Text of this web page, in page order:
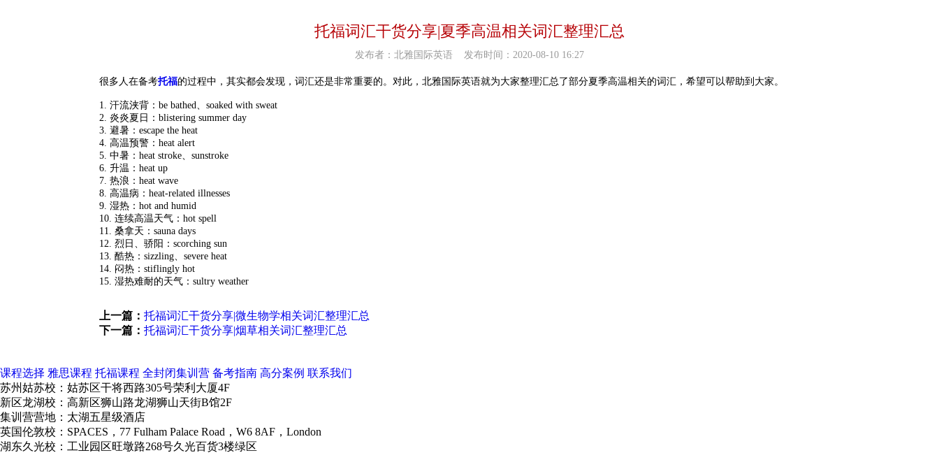
托福词汇干货分享|夏季高温相关词汇整理汇总
发布者：北雅国际英语 发布时间：2020-08-10 16:27
很多人在备考托福的过程中，其实都会发现，词汇还是非常重要的。对此，北雅国际英语就为大家整理汇总了部分夏季高温相关的词汇，希望可以帮助到大家。
1. 汗流浃背：be bathed、soaked with sweat
2. 炎炎夏日：blistering summer day
3. 避暑：escape the heat
4. 高温预警：heat alert
5. 中暑：heat stroke、sunstroke
6. 升温：heat up
7. 热浪：heat wave
8. 高温病：heat-related illnesses
9. 湿热：hot and humid
10. 连续高温天气：hot spell
11. 桑拿天：sauna days
12. 烈日、骄阳：scorching sun
13. 酷热：sizzling、severe heat
14. 闷热：stiflingly hot
15. 湿热难耐的天气：sultry weather
上一篇： 托福词汇干货分享|微生物学相关词汇整理汇总
下一篇： 托福词汇干货分享|烟草相关词汇整理汇总
课程选择 雅思课程 托福课程 全封闭集训营 备考指南 高分案例 联系我们
苏州姑苏校：姑苏区干将西路305号荣利大厦4F
新区龙湖校：高新区狮山路龙湖狮山天街B馆2F
集训营营地：太湖五星级酒店
英国伦敦校：SPACES，77 Fulham Palace Road，W6 8AF，London
湖东久光校：工业园区旺墩路268号久光百货3楼绿区